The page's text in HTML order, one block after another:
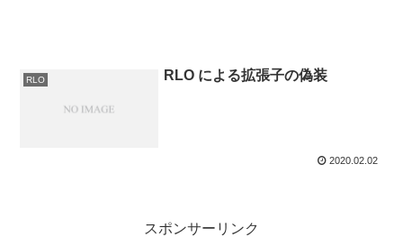
RLO RLO による拡張子の偽装
2020.02.02
スポンサーリンク